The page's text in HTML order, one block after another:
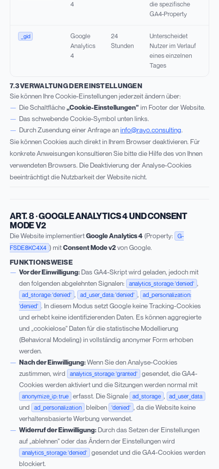
4
die spezifische
GA4-Property
_gid
Google
Analytics
4
24
Stunden
Unterscheidet
Nutzer im Verlauf
eines einzelnen
Tages
7.3 VERWALTUNG DER EINSTELLUNGEN
Sie können Ihre Cookie-Einstellungen jederzeit ändern über:
Die Schaltfläche„Cookie-Einstellungen" im Footer der Website.
Das schwebende Cookie-Symbol unten links.
Durch Zusendung einer Anfrage aninfo@rayo.consulting.
Sie können Cookies auch direkt in Ihrem Browser deaktivieren. Für
konkrete Anweisungen konsultieren Sie bitte die Hilfe des von Ihnen
verwendeten Browsers. Die Deaktivierung der Analyse-Cookies
beeinträchtigt die Nutzbarkeit der Website nicht.
ART. 8 · GOOGLE ANALYTICS 4 UND CONSENT
MODE V2
Die Website implementiertGoogle Analytics 4 (Property:
G-
FSDE8KC4X4 ) mitConsent Mode v2von Google.
FUNKTIONSWEISE
Vor der Einwilligung: Das GA4-Skript wird geladen, jedoch mit
den folgenden abgelehnten Signalen:
analytics_storage: 'denied' ,
ad_storage: 'denied' , ad_user_data: 'denied' ,
ad_personalization:
'denied' . In diesem Modus setzt Google keine Tracking-Cookies
und erhebt keine identifizierenden Daten. Es können aggregierte
und „cookielose" Daten für die statistische Modellierung
(Behavioral Modeling) in vollständig anonymer Form erhoben
werden.
Nach der Einwilligung:Wenn Sie den Analyse-Cookies
zustimmen, wird
analytics_storage: 'granted' gesendet, die GA4-
Cookies werden aktiviert und die Sitzungen werden normal mit
anonymize_ip: true erfasst. Die Signale ad_storage , ad_user_data
und ad_personalization bleiben 'denied' , da die Website keine
verhaltensbasierte Werbung verwendet.
Widerruf der Einwilligung: Durch das Setzen der Einstellungen
auf „ablehnen" oder das Ändern der Einstellungen wird
analytics_storage: 'denied' gesendet und die GA4-Cookies werden
blockiert.